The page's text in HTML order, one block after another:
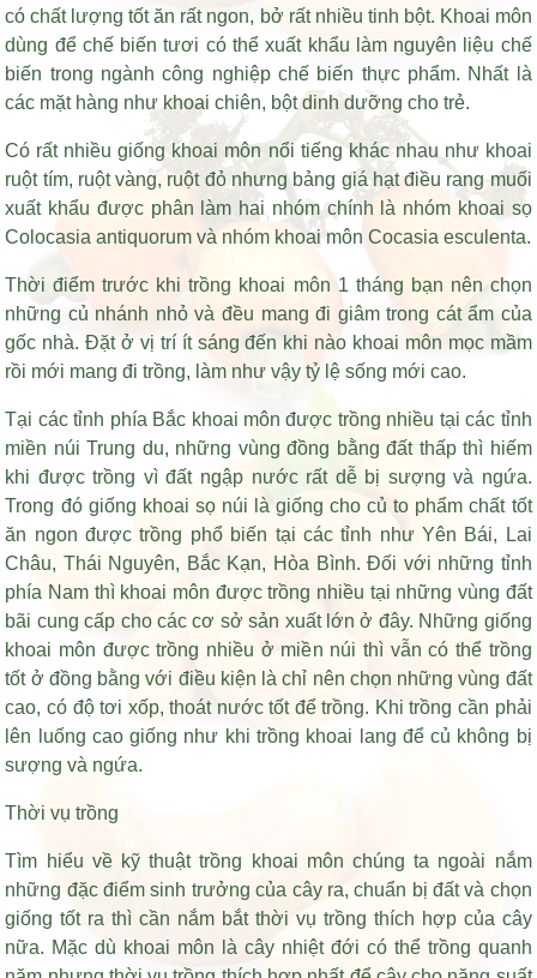
có chất lượng tốt ăn rất ngon, bở rất nhiều tinh bột. Khoai môn
dùng để chế biến tươi có thể xuất khẩu làm nguyên liệu chế
biến trong ngành công nghiệp chế biến thực phẩm. Nhất là
các mặt hàng như khoai chiên, bột dinh dưỡng cho trẻ.
Có rất nhiều giống khoai môn nổi tiếng khác nhau như khoai
ruột tím, ruột vàng, ruột đỏ nhưngbảng giá hạt điều rang muối
xuất khẩu được phân làm hai nhóm chính là nhóm khoai sọ
Colocasia antiquorum và nhóm khoai môn Cocasia esculenta.
Thời điểm trước khi trồng khoai môn 1 tháng bạn nên chọn
những củ nhánh nhỏ và đều mang đi giâm trong cát ẩm của
gốc nhà. Đặt ở vị trí ít sáng đến khi nào khoai môn mọc mầm
rồi mới mang đi trồng, làm như vậy tỷ lệ sống mới cao.
Tại các tỉnh phía Bắc khoai môn được trồng nhiều tại các tỉnh
miền núi Trung du, những vùng đồng bằng đất thấp thì hiếm
khi được trồng vì đất ngập nước rất dễ bị sượng và ngứa.
Trong đó giống khoai sọ núi là giống cho củ to phẩm chất tốt
ăn ngon được trồng phổ biến tại các tỉnh như Yên Bái, Lai
Châu, Thái Nguyên, Bắc Kạn, Hòa Bình. Đối với những tỉnh
phía Nam thì khoai môn được trồng nhiều tại những vùng đất
bãi cung cấp cho các cơ sở sản xuất lớn ở đây. Những giống
khoai môn được trồng nhiều ở miền núi thì vẫn có thể trồng
tốt ở đồng bằng với điều kiện là chỉ nên chọn những vùng đất
cao, có độ tơi xốp, thoát nước tốt để trồng. Khi trồng cần phải
lên luống cao giống như khi trồng khoai lang để củ không bị
sượng và ngứa.
Thời vụ trồng
Tìm hiểu về kỹ thuật trồng khoai môn chúng ta ngoài nắm
những đặc điểm sinh trưởng của cây ra, chuẩn bị đất và chọn
giống tốt ra thì cần nắm bắt thời vụ trồng thích hợp của cây
nữa. Mặc dù khoai môn là cây nhiệt đới có thể trồng quanh